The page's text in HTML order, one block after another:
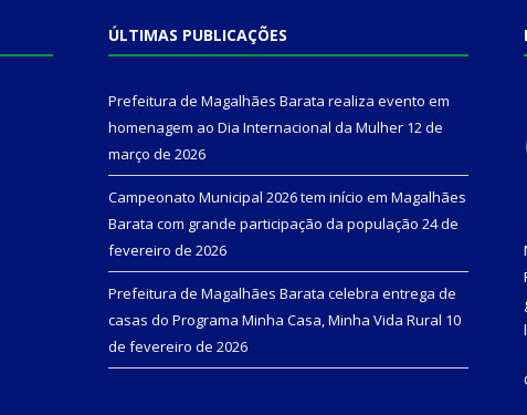
ÚLTIMAS PUBLICAÇÕES
Prefeitura de Magalhães Barata realiza evento em
homenagem ao Dia Internacional da Mulher 12 de
março de 2026
Campeonato Municipal 2026 tem início em Magalhães
Barata com grande participação da população 24 de
fevereiro de 2026
Prefeitura de Magalhães Barata celebra entrega de
casas do Programa Minha Casa, Minha Vida Rural 10
de fevereiro de 2026